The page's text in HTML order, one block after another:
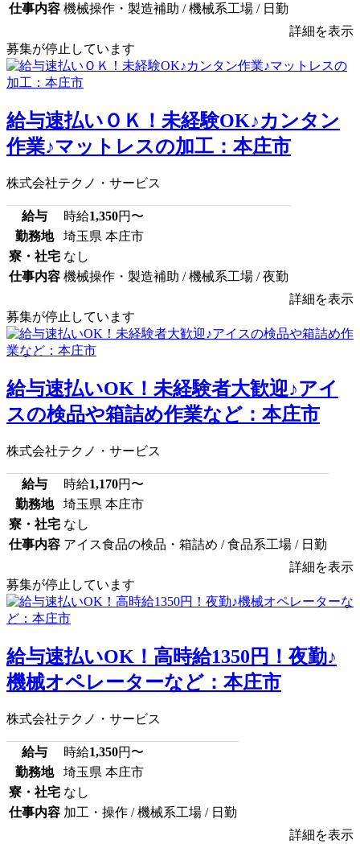
仕事内容 機械操作・製造補助 / 機械系工場 / 日勤
詳細を表示
募集が停止しています
給与速払いＯＫ！未経験OK♪カンタン
作業♪マットレスの加工：本庄市
株式会社テクノ・サービス
給与 時給1,350円〜
勤務地
埼玉県 本庄市
寮・社宅 なし
仕事内容 機械操作・製造補助 / 機械系工場 / 夜勤
詳細を表示
募集が停止しています
給与速払いOK！未経験者大歓迎♪アイ
スの検品や箱詰め作業など：本庄市
株式会社テクノ・サービス
給与 時給1,170円〜
勤務地
埼玉県 本庄市
寮・社宅 なし
仕事内容 アイス食品の検品・箱詰め / 食品系工場 / 日勤
詳細を表示
募集が停止しています
給与速払いOK！高時給1350円！夜勤♪
機械オペレーターなど：本庄市
株式会社テクノ・サービス
給与 時給1,350円〜
勤務地
埼玉県 本庄市
寮・社宅 なし
仕事内容 加工・操作 / 機械系工場 / 日勤
詳細を表示